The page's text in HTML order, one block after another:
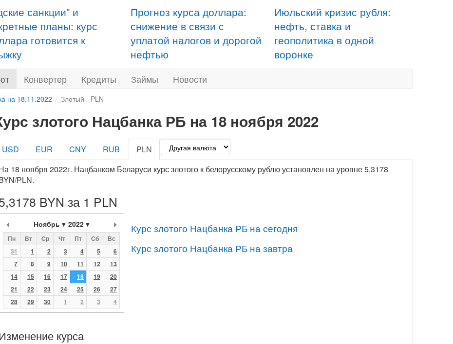
санкции" и
планы: курс
готовится к
Прогноз курса доллара:
снижение в связи с
уплатой налогов и дорогой
нефтью
Июльский кризис рубля:
нефть, ставка и
геополитика в одной
воронке
Конвертер Кредиты Займы Новости
на 18.11.2022 Злотый - PLN
злотого Нацбанка РБ на 18 ноября 2022
USD EUR CNY RUB
PLN
18 ноября 2022г. Нацбанком Беларуси курс злотого к белорусскому рублю установлен на уровне 5,3178
PLN.
BYN за 1 PLN
Ноябрь 2022
Пн Вт Ср Чт Пт Сб
Вс
31
1 2 3 4 5
6
7
8 9 10 11 12
13
14
15 16 17 18 19
20
21
22 23 24 25 26
27
28
29 30 1 2 3 4
Курс злотого Нацбанка РБ на сегодня
Курс злотого Нацбанка РБ на завтра
курса